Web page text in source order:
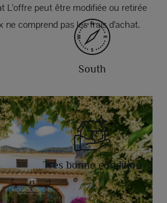
South
Très bonne condition
L'offre peut être modifiée ou retirée
ne comprend pas les frais d'achat.